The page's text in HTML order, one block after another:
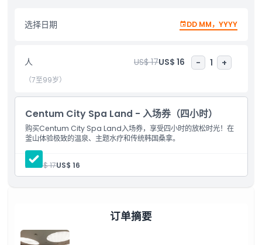
宁静之所，非常适合独自旅行者、情侣或家庭放松。凭借其宁静的氛
围、现代设计和高端设施，它不仅是一个水疗中心，更是根植于韩国
餐厅用餐，享受一整天的奢华体验。无论您是本地人还是游客，参观
釜山世贸中心SPA LAND都是在釜山进行放松、疗愈和体验正宗韩国
水疗的最佳选择之一。
亮点
包含项
选择日期 DD MM，YYYY
人 US$ 17US$ 16 - 1 +
（7至99岁）
Centum City Spa Land - 入场券（四小时）
购买Centum City Spa Land入场券，享受四小时的放松时光！在
釜山体验极致的温泉、主题水疗和传统韩国桑拿。
人:US$ 17US$ 16
订单摘要